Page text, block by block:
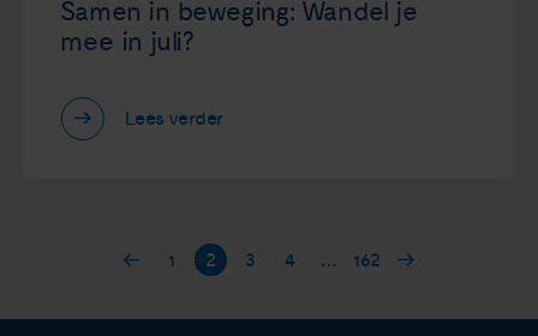
Samen in beweging: Wandel je
mee in juli?
Lees verder
1 2 3 4 … 162